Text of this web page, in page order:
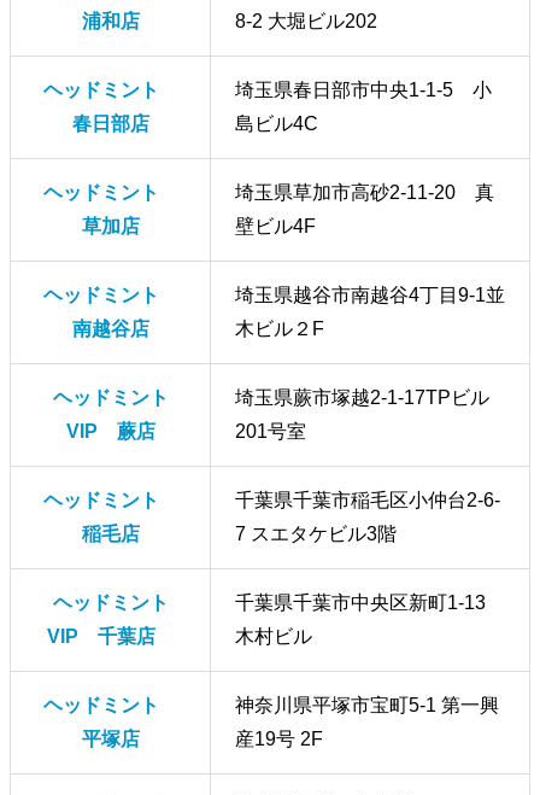
浦和店
8-2 大堀ビル202
ヘッドミント
春日部店
埼玉県春日部市中央1-1-5 小
島ビル4C
ヘッドミント
草加店
埼玉県草加市高砂2-11-20 真
壁ビル4F
ヘッドミント
南越谷店
埼玉県越谷市南越谷4丁目9-1並
木ビル２F
ヘッドミント
VIP 蕨店
埼玉県蕨市塚越2-1-17TPビル
201号室
ヘッドミント
稲毛店
千葉県千葉市稲毛区小仲台2-6-
7 スエタケビル3階
ヘッドミント
VIP 千葉店
千葉県千葉市中央区新町1-13
木村ビル
ヘッドミント
平塚店
神奈川県平塚市宝町5-1 第一興
産19号 2F